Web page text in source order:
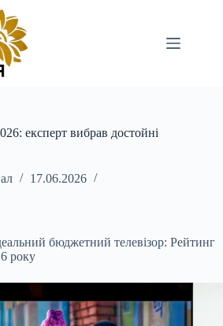
експерт вибрав достойні
17.06.2026
бюджетний телевізор: Рейтинг
року